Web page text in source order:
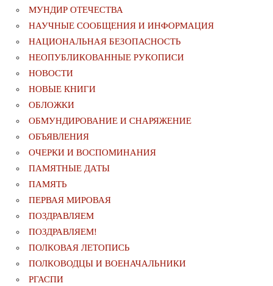
МУНДИР ОТЕЧЕСТВА
НАУЧНЫЕ СООБЩЕНИЯ И ИНФОРМАЦИЯ
НАЦИОНАЛЬНАЯ БЕЗОПАСНОСТЬ
НЕОПУБЛИКОВАННЫЕ РУКОПИСИ
НОВОСТИ
НОВЫЕ КНИГИ
ОБЛОЖКИ
ОБМУНДИРОВАНИЕ И СНАРЯЖЕНИЕ
ОБЪЯВЛЕНИЯ
ОЧЕРКИ И ВОСПОМИНАНИЯ
ПАМЯТНЫЕ ДАТЫ
ПАМЯТЬ
ПЕРВАЯ МИРОВАЯ
ПОЗДРАВЛЯЕМ
ПОЗДРАВЛЯЕМ!
ПОЛКОВАЯ ЛЕТОПИСЬ
ПОЛКОВОДЦЫ И ВОЕНАЧАЛЬНИКИ
РГАСПИ